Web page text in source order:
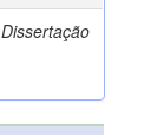
Dissertação